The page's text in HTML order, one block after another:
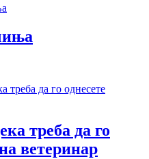
треба да го
ветеринар